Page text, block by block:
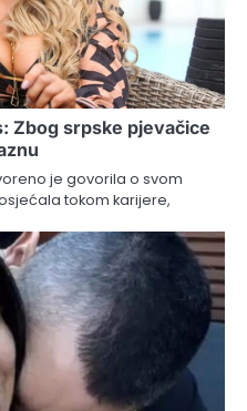
Zbog srpske pjevačice
je govorila o svom
tokom karijere,